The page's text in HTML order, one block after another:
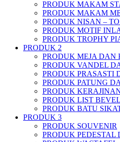
PRODUK MAKAM
PRODUK MAKAM
PRODUK NISAN –
PRODUK MOTIF
PRODUK TROPHY
PRODUK 2
PRODUK MEJA DAN
PRODUK VANDEL
PRODUK PRASASTI
PRODUK PATUNG
PRODUK
PRODUK LIST BEVEL
PRODUK BATU
PRODUK 3
PRODUK SOUVENIR
PRODUK PEDESTAL